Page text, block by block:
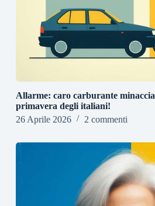
Allarme: caro carburante
primavera degli italiani!
26 Aprile 2026
2 commenti